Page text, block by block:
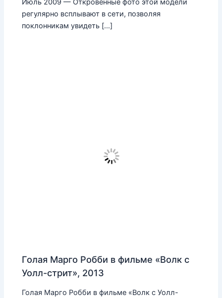
Июль 2009 — Откровенные фото этой модели
регулярно всплывают в сети, позволяя
поклонникам увидеть […]
Голая Марго Робби в фильме «Волк с
Уолл-стрит», 2013
Голая Марго Робби в фильме «Волк с Уолл-